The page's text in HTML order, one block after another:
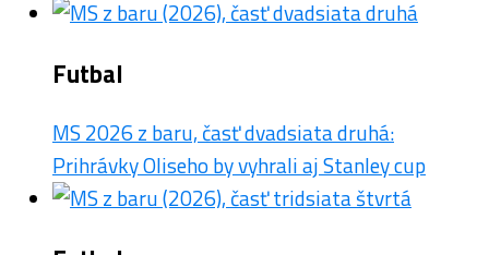
Futbal
MS 2026 z baru, časť dvadsiata druhá:
Prihrávky Oliseho by vyhrali aj Stanley cup